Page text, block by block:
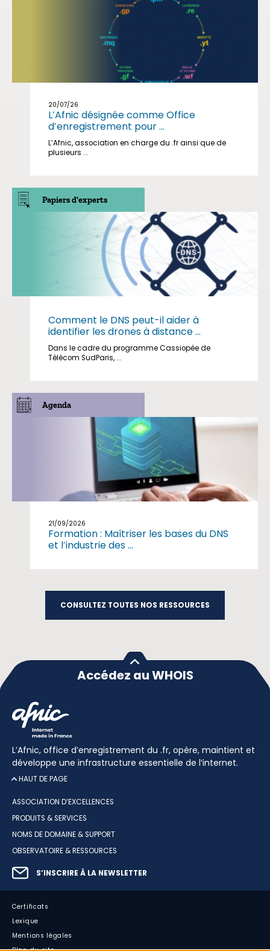
20/07/26
L’Afnic désignée comme Office
d’enregistrement pour ...
L’Afnic, association en charge du .fr ainsi que de
plusieurs ...
Papiers d'experts
Comment le DNS peut-il aider à
identifier les drones à distance ...
Dans le cadre du programme Cassiopée de
Télécom SudParis, ...
Agenda
21/09/2026
Formation : Maîtriser les bases du DNS
et l’industrie des ...
CONSULTEZ TOUTES NOS RESSOURCES
Accédez au WHOIS
L’Afnic, office d’enregistrement du .fr, opère, maintient et
développe une infrastructure essentielle de l’internet.
HAUT DE PAGE
ASSOCIATION D’EXCELLENCES
PRODUITS & SERVICES
NOMS DE DOMAINE & SUPPORT
OBSERVATOIRE & RESSOURCES
S’INSCRIRE À LA NEWSLETTER
Certificats
Lexique
Mentions légales